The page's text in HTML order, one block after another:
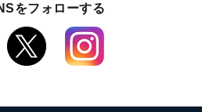
をフォローする